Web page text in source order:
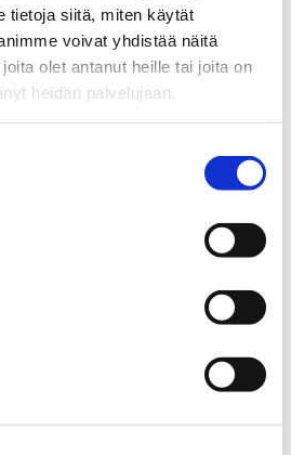
tietoja siitä, miten käytät
voivat yhdistää näitä
olet antanut heille tai joita on
heidän palvelujaan.
Kiinteistönvälitys Tanja